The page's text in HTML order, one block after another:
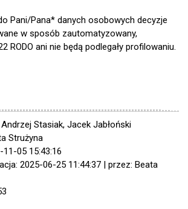
Pani/Pana* danych osobowych decyzje
w sposób zautomatyzowany,
RODO ani nie będą podlegały profilowaniu.
Stasiak, Jacek Jabłoński
Strużyna
05 15:43:16
2025-06-25 11:44:37 | przez: Beata